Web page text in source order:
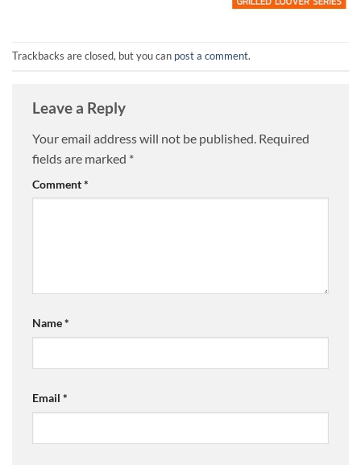
Trackbacks are closed, but you can post a comment.
Leave a Reply
Your email address will not be published. Required
fields are marked *
Comment*
Name*
Email *